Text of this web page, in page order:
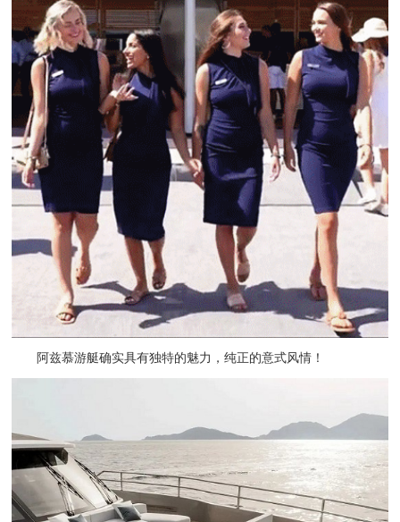
阿兹慕游艇确实具有独特的魅力，纯正的意式风情！